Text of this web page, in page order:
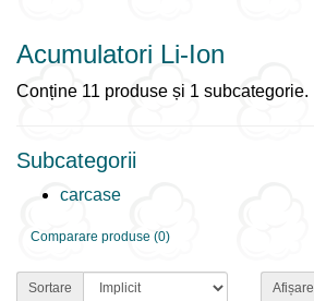
Acumulatori Li-Ion
Conține 11 produse și 1 subcategorie.
Subcategorii
carcase
Comparare produse (0)
Sortare Afișare